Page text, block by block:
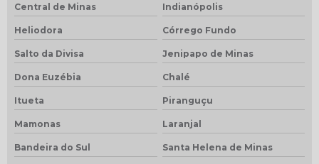
Central de Minas Indianópolis
Heliodora Córrego Fundo
Salto da Divisa Jenipapo de Minas
Dona Euzébia Chalé
Itueta Piranguçu
Mamonas Laranjal
Bandeira do Sul Santa Helena de Minas